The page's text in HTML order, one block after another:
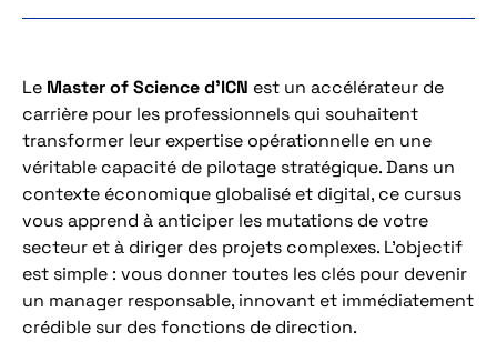
Le Master of Science d’ICN est un accélérateur de
carrière pour les professionnels qui souhaitent
transformer leur expertise opérationnelle en une
véritable capacité de pilotage stratégique. Dans un
contexte économique globalisé et digital, ce cursus
vous apprend à anticiper les mutations de votre
secteur et à diriger des projets complexes. L’objectif
est simple : vous donner toutes les clés pour devenir
un manager responsable, innovant et immédiatement
crédible sur des fonctions de direction.